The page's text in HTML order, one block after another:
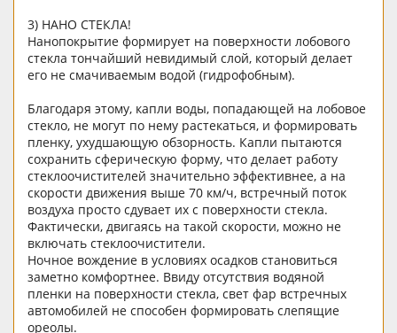
3) НАНО СТЕКЛА!
Нанопокрытие формирует на поверхности лобового
стекла тончайший невидимый слой, который делает
его не смачиваемым водой (гидрофобным).
Благодаря этому, капли воды, попадающей на лобовое
стекло, не могут по нему растекаться, и формировать
пленку, ухудшающую обзорность. Капли пытаются
сохранить сферическую форму, что делает работу
стеклоочистителей значительно эффективнее, а на
скорости движения выше 70 км/ч, встречный поток
воздуха просто сдувает их с поверхности стекла.
Фактически, двигаясь на такой скорости, можно не
включать стеклоочистители.
Ночное вождение в условиях осадков становиться
заметно комфортнее. Ввиду отсутствия водяной
пленки на поверхности стекла, свет фар встречных
автомобилей не способен формировать слепящие
ореолы.